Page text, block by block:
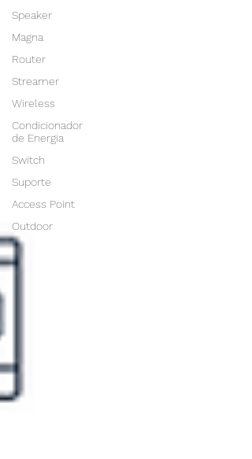
Speaker
Magna
Router
Streamer
Wireless
Condicionador
de Energia
Switch
Suporte
Access Point
Outdoor